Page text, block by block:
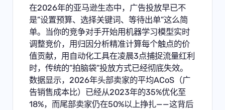
在2026年的亚马逊生态中，广告投放早已不
是”设置预算、选择关键词、等待出单”这么简
单。当你的竞争对手开始用机器学习模型实时
调整竞价，用归因分析精准计算每个触点的价
值贡献，用自动化工具在凌晨3点捕捉流量红利
时，传统的”拍脑袋”投放方式已经彻底失效。
数据显示，2026年头部卖家的平均ACoS（广
告销售成本比）已经从2023年的35%优化至
18%，而尾部卖家仍在50%以上挣扎——这背后